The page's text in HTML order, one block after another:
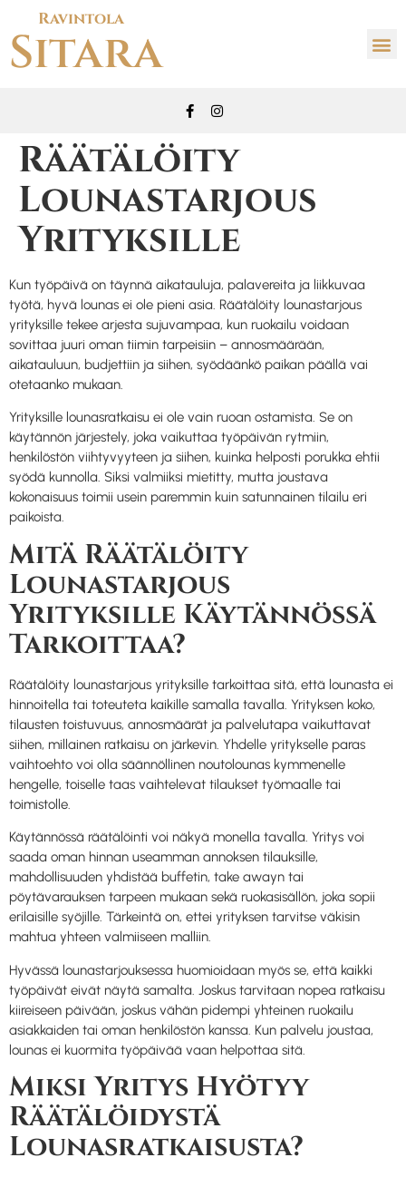
Ravintola
Sitara
Räätälöity
Lounastarjous
Yrityksille
Kun työpäivä on täynnä aikatauluja, palavereita ja liikkuvaa
työtä, hyvä lounas ei ole pieni asia. Räätälöity lounastarjous
yrityksille tekee arjesta sujuvampaa, kun ruokailu voidaan
sovittaa juuri oman tiimin tarpeisiin – annosmäärään,
aikatauluun, budjettiin ja siihen, syödäänkö paikan päällä vai
otetaanko mukaan.
Yrityksille lounasratkaisu ei ole vain ruoan ostamista. Se on
käytännön järjestely, joka vaikuttaa työpäivän rytmiin,
henkilöstön viihtyvyyteen ja siihen, kuinka helposti porukka ehtii
syödä kunnolla. Siksi valmiiksi mietitty, mutta joustava
kokonaisuus toimii usein paremmin kuin satunnainen tilailu eri
paikoista.
Mitä Räätälöity
Lounastarjous
Yrityksille Käytännössä
Tarkoittaa?
Räätälöity lounastarjous yrityksille tarkoittaa sitä, että lounasta ei
hinnoitella tai toteuteta kaikille samalla tavalla. Yrityksen koko,
tilausten toistuvuus, annosmäärät ja palvelutapa vaikuttavat
siihen, millainen ratkaisu on järkevin. Yhdelle yritykselle paras
vaihtoehto voi olla säännöllinen noutolounas kymmenelle
hengelle, toiselle taas vaihtelevat tilaukset työmaalle tai
toimistolle.
Käytännössä räätälöinti voi näkyä monella tavalla. Yritys voi
saada oman hinnan useamman annoksen tilauksille,
mahdollisuuden yhdistää buffetin, take awayn tai
pöytävarauksen tarpeen mukaan sekä ruokasisällön, joka sopii
erilaisille syöjille. Tärkeintä on, ettei yrityksen tarvitse väkisin
mahtua yhteen valmiiseen malliin.
Hyvässä lounastarjouksessa huomioidaan myös se, että kaikki
työpäivät eivät näytä samalta. Joskus tarvitaan nopea ratkaisu
kiireiseen päivään, joskus vähän pidempi yhteinen ruokailu
asiakkaiden tai oman henkilöstön kanssa. Kun palvelu joustaa,
lounas ei kuormita työpäivää vaan helpottaa sitä.
Miksi Yritys Hyötyy
Räätälöidystä
Lounasratkaisusta?